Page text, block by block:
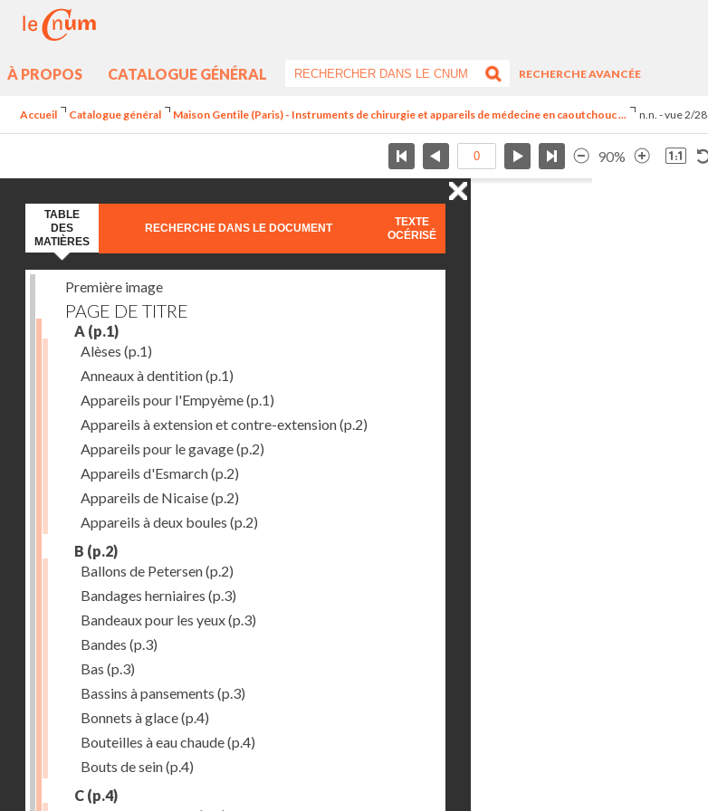
À PROPOS CATALOGUE GÉNÉRAL
RECHERCHE AVANCÉE
Accueil Catalogue général Maison Gentile (Paris) - Instruments de chirurgie et appareils de médecine en caoutchouc ... n.n. - vue 2/28
90%
TABLE
DES
MATIÈRES
RECHERCHE DANS LE DOCUMENT
TEXTE
OCÉRISÉ
Première image
PAGE DE TITRE
A (p.1)
Alèses (p.1)
Anneaux à dentition(p.1)
Appareils pour l'Empyème(p.1)
Appareils à extension et contre-extension(p.2)
Appareils pour le gavage(p.2)
Appareils d'Esmarch(p.2)
Appareils de Nicaise(p.2)
Appareils à deux boules (p.2)
B (p.2)
Ballons de Petersen(p.2)
Bandages herniaires (p.3)
Bandeaux pour les yeux(p.3)
Bandes (p.3)
Bas (p.3)
Bassins à pansements (p.3)
Bonnets à glace(p.4)
Bouteilles à eau chaude(p.4)
Bouts de sein(p.4)
C (p.4)